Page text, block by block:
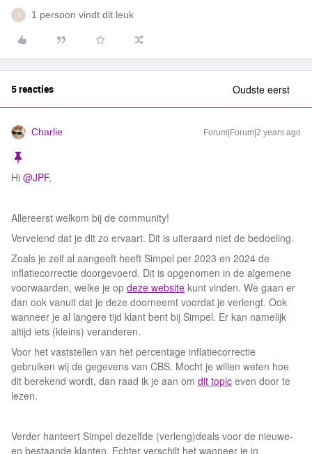
J 1 persoon vindt dit leuk
5 reacties Oudste eerst
Charlie Forum|Forum|2 years ago
Hi @JPF,
Allereerst welkom bij de community!
Vervelend dat je dit zo ervaart. Dit is uiteraard niet de bedoeling.
Zoals je zelf al aangeeft heeft Simpel per 2023 en 2024 de
inflatiecorrectie doorgevoerd. Dit is opgenomen in de algemene
voorwaarden, welke je op deze website kunt vinden. We gaan er
dan ook vanuit dat je deze doorneemt voordat je verlengt. Ook
wanneer je al langere tijd klant bent bij Simpel. Er kan namelijk
altijd iets (kleins) veranderen.
Voor het vaststellen van het percentage inflatiecorrectie
gebruiken wij de gegevens van CBS. Mocht je willen weten hoe
dit berekend wordt, dan raad ik je aan om dit topic even door te
lezen.
Verder hanteert Simpel dezelfde (verleng)deals voor de nieuwe-
en bestaande klanten. Echter verschilt het wanneer je in